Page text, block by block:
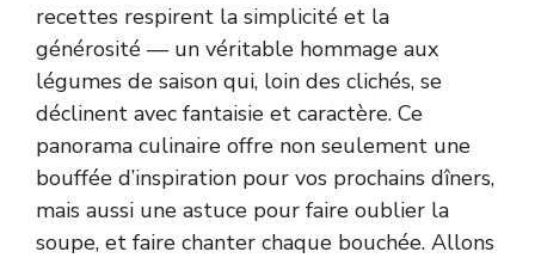
recettes respirent la simplicité et la
générosité — un véritable hommage aux
légumes de saison qui, loin des clichés, se
déclinent avec fantaisie et caractère. Ce
panorama culinaire offre non seulement une
bouffée d’inspiration pour vos prochains dîners,
mais aussi une astuce pour faire oublier la
soupe, et faire chanter chaque bouchée. Allons